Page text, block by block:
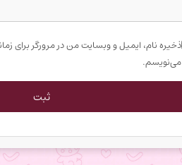
ذخیره نام، ایمیل و وبسایت من در مرورگر برای
می‌نویسم.